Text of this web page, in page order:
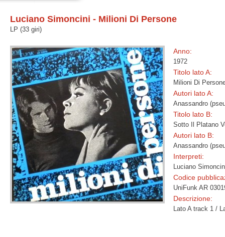
Luciano Simoncini - Milioni Di Persone
LP (33 giri)
Anno:
1972
Titolo lato A:
Milioni Di
Autori lato A:
Anassandro
Titolo lato B:
Sotto Il Platano
Autori lato B:
Anassandro
Interpreti:
Luciano
Codice
UniFunk AR
Descrizione:
Lato A track 1 /